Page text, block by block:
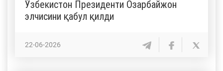
Ўзбекистон Президенти Озарбайжон
элчисини қабул қилди
22-06-2026